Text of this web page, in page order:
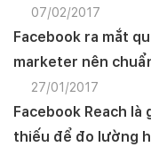
07/02/2017
Facebook ra mắt
marketer nên
27/01/2017
Facebook Reach
thiếu để đo lường